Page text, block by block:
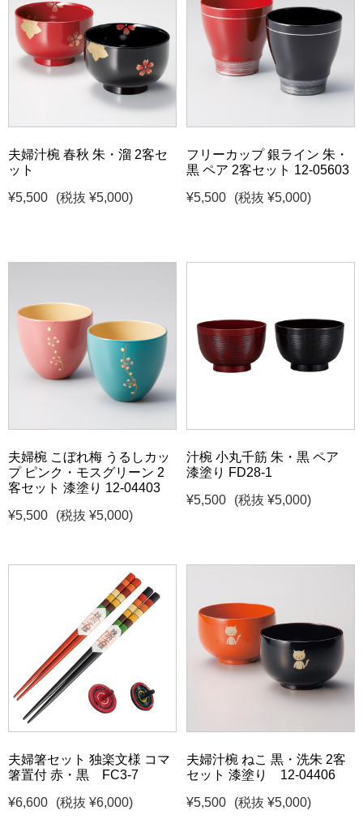
夫婦汁椀 春秋 朱・溜 2客セ
ット
¥5,500
(税抜 ¥5,000)
フリーカップ 銀ライン 朱・
黒 ペア 2客セット 12-05603
¥5,500
(税抜 ¥5,000)
夫婦椀 こぼれ梅 うるしカッ
プ ピンク・モスグリーン 2
客セット 漆塗り 12-04403
¥5,500
(税抜 ¥5,000)
汁椀 小丸千筋 朱・黒 ペア
漆塗り FD28-1
¥5,500
(税抜 ¥5,000)
夫婦箸セット 独楽文様 コマ
箸置付 赤・黒 FC3-7
¥6,600
(税抜 ¥6,000)
夫婦汁椀 ねこ 黒・洗朱 2客
セット 漆塗り 12-04406
¥5,500
(税抜 ¥5,000)